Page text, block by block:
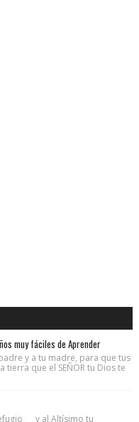
muy fáciles de Aprender
y a tu madre, para que tus
que el SEÑOR tu Dios te
y al Altísimo tu